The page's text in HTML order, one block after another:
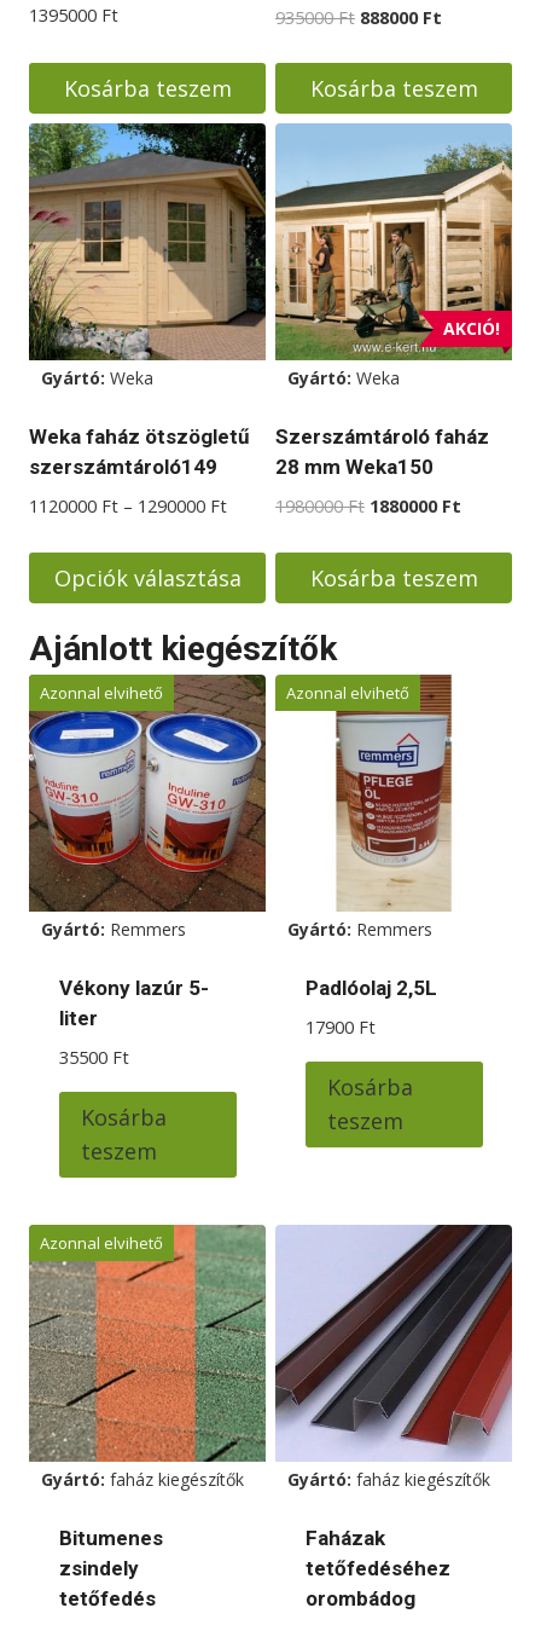
1395000 Ft
Kosárba teszem
935000Ft Original
was:
935000 Ft.
888000 Ft
is:
888000 Ft.
Kosárba teszem
Gyártó: Weka
Weka faház ötszögletű
szerszámtároló149
1120000 Ft – 1290000 FtÁrtartomány:
-
1290000 Ft
Opciók választása
a
terméknek
több
variációja
van.
A
változatok
a
termékoldalon
választhatók
AKCIÓ!
Gyártó: Weka
Szerszámtároló faház
28 mm Weka150
1980000Ft Original
was:
1980000 Ft.
1880000 Ft
is:
1880000
Kosárba teszem
Ajánlott kiegészítők
Azonnal elvihető
Gyártó: Remmers
Vékony lazúr 5-
liter
35500 Ft
Kosárba
teszem
Azonnal elvihető
Gyártó: Remmers
Padlóolaj 2,5L
17900 Ft
Kosárba
teszem
Azonnal elvihető
Gyártó: faház kiegészítők
Bitumenes
zsindely
tetőfedés
Gyártó: faház kiegészítők
Faházak
tetőfedéséhez
orombádog